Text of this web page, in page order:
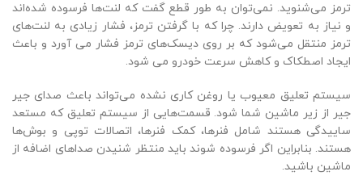
ترمز می‌شنوید. نمی‌توان به طور قطع گفت که لنت‌ها فرسوده شده‌اند
و نیاز به تعویض دارند. چرا که با گرفتن ترمز، فشار زیادی به لنت‌های
ترمز منتقل می‌شود که بر روی دیسک‌های ترمز فشار می آورد و باعث
ایجاد اصطکاک و کاهش سرعت خودرو می شود.
سیستم تعلیق معیوب یا روغن کاری نشده می‌تواند باعث صدای جیر
جیر از زیر ماشین شما شود. قسمت‌هایی از سیستم تعلیق که مستعد
ساییدگی هستند شامل فنرها، کمک فنرها، اتصالات توپی و بوش‌ها
هستند. بنابراین اگر فرسوده شوند باید منتظر شنیدن صداهای اضافه از
ماشین باشید.